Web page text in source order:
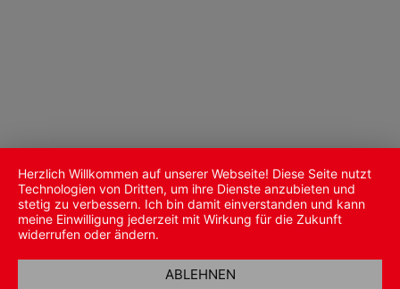
Herzlich Willkommen auf unserer Webseite! Diese Seite nutzt
Technologien von Dritten, um ihre Dienste anzubieten und
stetig zu verbessern. Ich bin damit einverstanden und kann
meine Einwilligung jederzeit mit Wirkung für die Zukunft
widerrufen oder ändern.
ABLEHNEN